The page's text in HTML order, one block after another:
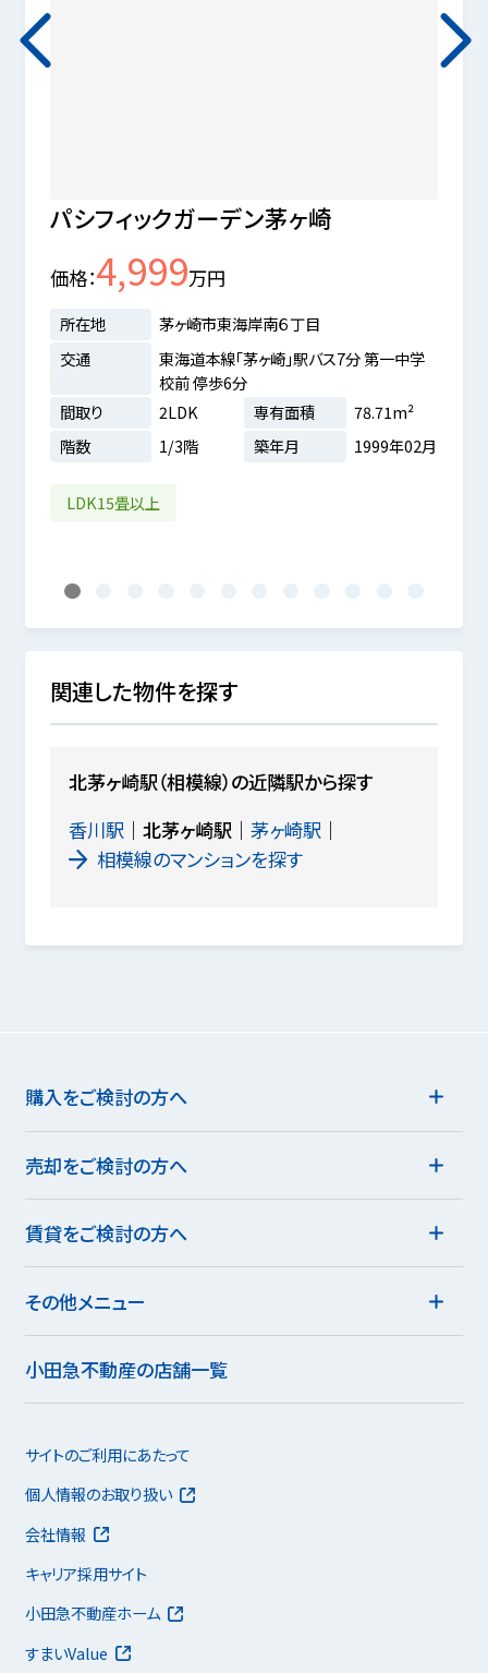
パシフィックガーデン茅ヶ崎
価格 4,999万円
所在地
茅ヶ崎市東海岸南６丁目
交通
東海道本線「茅ヶ崎」駅バス7分 第一中学
校前 停歩6分
間取り
2LDK 専有面積
78.71m²
階数
1/3階 築年月 1999年02月
LDK15畳以上
1
関連した物件を探す
北茅ヶ崎駅（相模線）の近隣駅から探す
香川駅
北茅ヶ崎駅
茅ヶ崎駅
相模線のマンションを探す
購入をご検討の方へ
売却をご検討の方へ
賃貸をご検討の方へ
その他メニュー
小田急不動産の店舗一覧
サイトのご利用にあたって
個人情報のお取り扱い
会社情報
キャリア採用サイト
小田急不動産ホーム
すまいValue